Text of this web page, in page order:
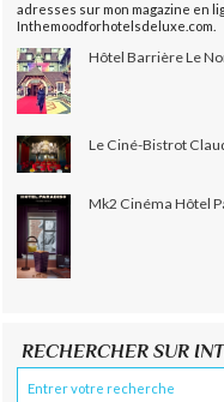
adresses sur mon magazine en
Inthemoodforhotelsdeluxe.com.
Hôtel Barrière Le
Le Ciné-Bistrot
Mk2 Cinéma Hôtel
RECHERCHER SUR